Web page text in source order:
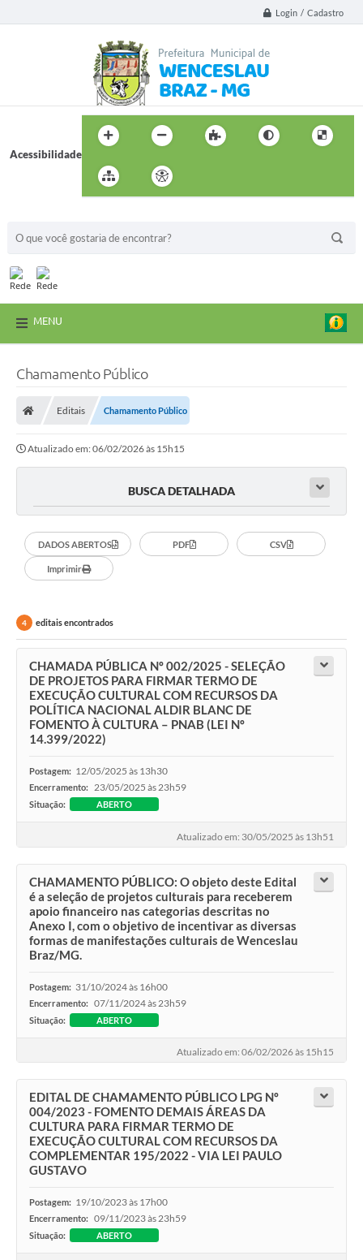
Login / Cadastro
Acessibilidade
MENU
Chamamento Público
Editais Chamamento Público
Atualizado em: 06/02/2026 às 15h15
BUSCA DETALHADA
DADOS ABERTOS PDF CSV
Imprimir
4 editais encontrados
CHAMADA PÚBLICA Nº 002/2025 - SELEÇÃO
DE PROJETOS PARA FIRMAR TERMO DE
EXECUÇÃO CULTURAL COM RECURSOS DA
POLÍTICA NACIONAL ALDIR BLANC DE
FOMENTO À CULTURA – PNAB (LEI Nº
14.399/2022)
Postagem: 12/05/2025 às 13h30
Encerramento: 23/05/2025 às 23h59
Situação: ABERTO
Atualizado em: 30/05/2025 às 13h51
CHAMAMENTO PÚBLICO: O objeto deste Edital
é a seleção de projetos culturais para receberem
apoio financeiro nas categorias descritas no
Anexo I, com o objetivo de incentivar as diversas
formas de manifestações culturais de Wenceslau
Braz/MG.
Postagem: 31/10/2024 às 16h00
Encerramento: 07/11/2024 às 23h59
Situação: ABERTO
Atualizado em: 06/02/2026 às 15h15
EDITAL DE CHAMAMENTO PÚBLICO LPG Nº
004/2023 - FOMENTO DEMAIS ÁREAS DA
CULTURA PARA FIRMAR TERMO DE
EXECUÇÃO CULTURAL COM RECURSOS DA
COMPLEMENTAR 195/2022 - VIA LEI PAULO
GUSTAVO
Postagem: 19/10/2023 às 17h00
Encerramento: 09/11/2023 às 23h59
Situação: ABERTO